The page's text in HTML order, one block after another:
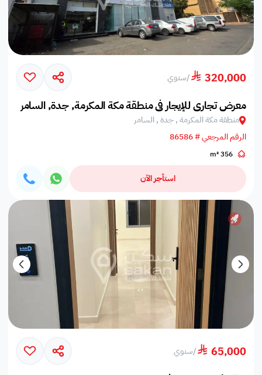
320,000
/سنوي
معرض تجاري للإيجار في منطقة مكة المكرمة, جدة, السامر
منطقة مكة المكرمة , جدة , السامر
الرقم المرجعي # 86586
356 m²
استأجر الآن
65,000
/سنوي